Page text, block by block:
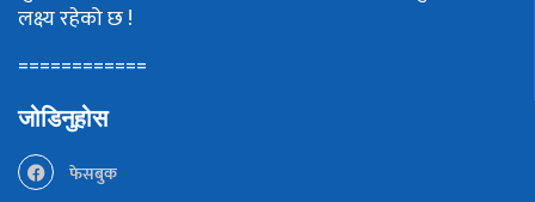
लक्ष्य रहेको छ !
============
जोडिनुहोस
फेसबुक